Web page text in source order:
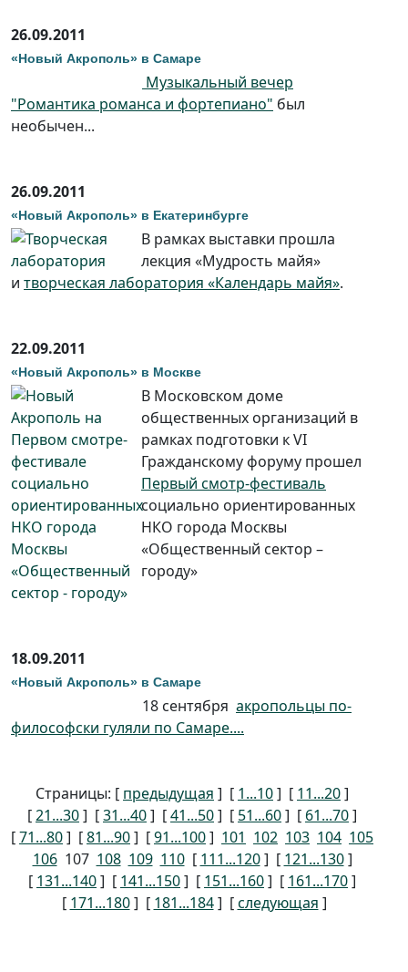
26.09.2011
«Новый Акрополь» в Самаре
Музыкальный вечер
"Романтика романса и фортепиано" был
необычен...
26.09.2011
«Новый Акрополь» в Екатеринбурге
В рамках выставки прошла
лекция «Мудрость майя»
и творческая лаборатория «Календарь майя».
22.09.2011
«Новый Акрополь» в Москве
В Московском доме
общественных организаций в
рамках подготовки к VI
Гражданскому форуму прошел
Первый смотр-фестиваль
социально ориентированных
НКО города Москвы
«Общественный сектор –
городу»
18.09.2011
«Новый Акрополь» в Самаре
18 сентября акропольцы по-
философски гуляли по Самаре....
Страницы: [ предыдущая ] [ 1...10] [ 11...20]
[21...30] [31...40] [41...50] [ 51...60] [ 61...70]
[71...80] [81...90] [91...100] 101 102 103 104 105
106 107 108 109 110[ 111...120] [ 121...130]
[ 131...140] [ 141...150] [ 151...160] [ 161...170]
[ 171...180] [ 181...184] [следующая ]